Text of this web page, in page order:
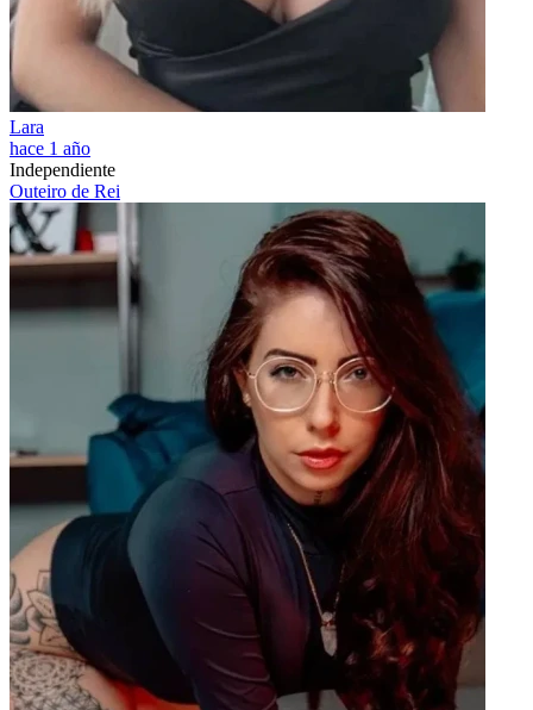
Lara
hace 1 año
Independiente
Outeiro de Rei